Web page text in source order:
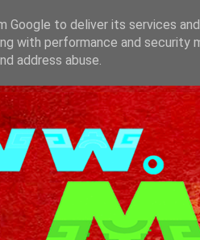
Google to deliver its services
with performance and
address abuse.